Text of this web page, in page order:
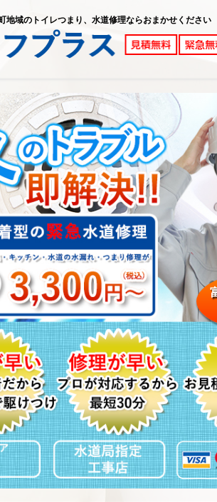
地域のトイレつまり、水道修理ならおまかせください